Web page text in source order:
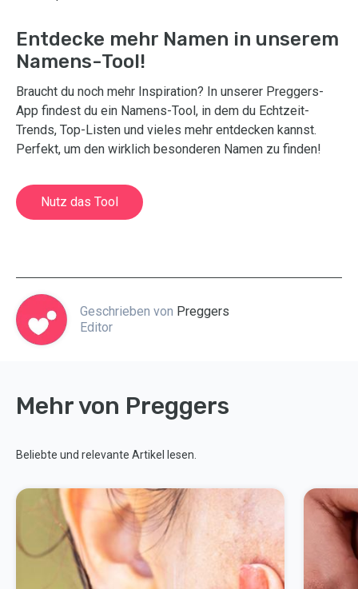
Entdecke mehr Namen in unserem
Namens-Tool!
Braucht du noch mehr Inspiration? In unserer Preggers-
App findest du ein Namens-Tool, in dem du Echtzeit-
Trends, Top-Listen und vieles mehr entdecken kannst.
Perfekt, um den wirklich besonderen Namen zu finden!
Nutz das Tool
Geschrieben von Preggers
Editor
Mehr von Preggers
Beliebte und relevante Artikel lesen.